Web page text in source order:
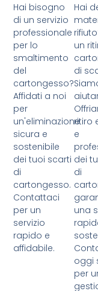
Hai bisogno
di un servizio
professionale
per lo
smaltimento
del
cartongesso?
Affidati a noi
per
un'eliminazione
sicura e
sostenibile
dei tuoi scarti
di
cartongesso.
Contattaci
per un
servizio
rapido e
affidabile.
Hai
un
di
ritiro
e
dei
di
una
oggi
per